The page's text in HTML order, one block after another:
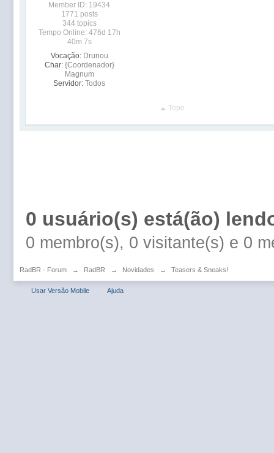
Member ID: 19434
1771 posts
344 topics
Tempo Online: 476d 17h
40m 7s
Vocação: Drunou
Char: {Coordenador}
Magnum
Servidor: Todos
Topo
0 usuário(s) está(ão)
0 membro(s), 0 visitante(s) e 0
RadBR - Forum → RadBR → Novidades → Teasers & Sneaks!
Usar Versão Mobile Ajuda